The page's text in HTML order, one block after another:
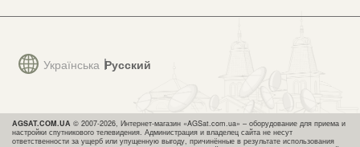
Українська Русский
AGSAT.COM.UA © 2007-2026, Интернет-магазин «AGSat.com.ua» – оборудование для приема и
настройки спутникового телевидения. Администрация и владелец сайта не несут
ответственности за ущерб или упущенную выгоду, причинённые в результате использования